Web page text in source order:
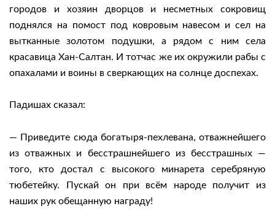
городов и хозяин дворцов и несметных сокровищ
поднялся на помост под ковровым навесом и сел на
вытканные золотом подушки, а рядом с ним села
красавица Хан-Салтан. И тотчас же их окружили рабы с
опахалами и воины в сверкающих на солнце доспехах.
Падишах сказал:
— Приведите сюда богатыря-пехлевана, отважнейшего
из отважных и бесстрашнейшего из бесстрашных —
того, кто достал с высокого минарета серебряную
тюбетейку. Пускай он при всём народе получит из
наших рук обещанную награду!